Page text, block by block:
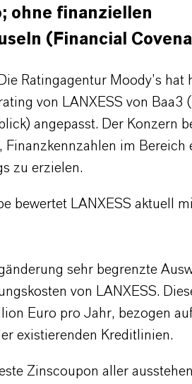
ohne finanziellen
(Financial
Ratingagentur Moody’s hat
von LANXESS von Baa3
angepasst. Der Konzern
Finanzkennzahlen im Bereich
zu erzielen.
bewertet LANXESS aktuell
sehr begrenzte
von LANXESS.
Euro pro Jahr, bezogen
existierenden Kreditlinien.
Zinscoupon aller